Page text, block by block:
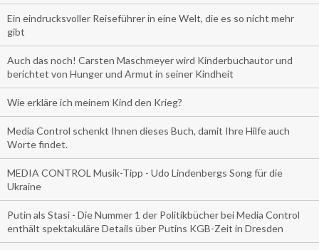
Ein eindrucksvoller Reiseführer in eine Welt, die es so nicht mehr
gibt
Auch das noch! Carsten Maschmeyer wird Kinderbuchautor und
berichtet von Hunger und Armut in seiner Kindheit
Wie erkläre ich meinem Kind den Krieg?
Media Control schenkt Ihnen dieses Buch, damit Ihre Hilfe auch
Worte findet.
MEDIA CONTROL Musik-Tipp - Udo Lindenbergs Song für die
Ukraine
Putin als Stasi - Die Nummer 1 der Politikbücher bei Media Control
enthält spektakuläre Details über Putins KGB-Zeit in Dresden